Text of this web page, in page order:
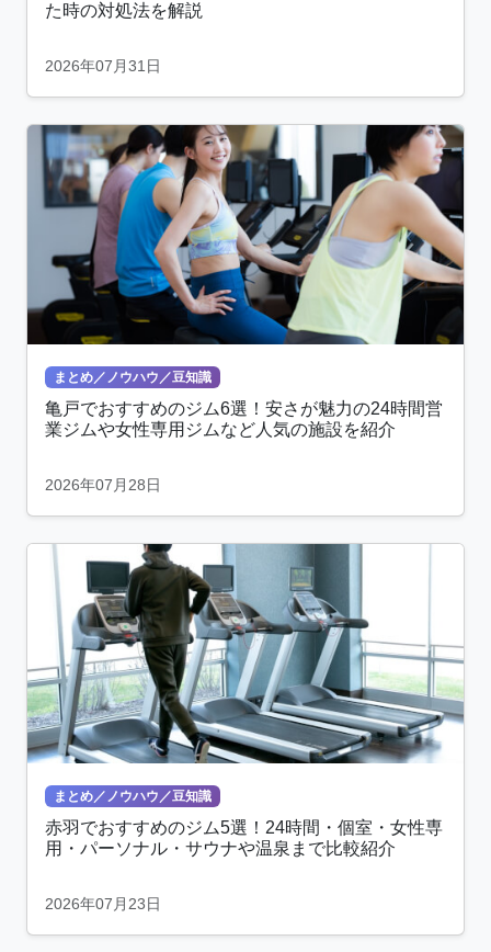
た時の対処法を解説
2026年07月31日
まとめ／ノウハウ／豆知識
亀戸でおすすめのジム6選！安さが魅力の24時間営
業ジムや女性専用ジムなど人気の施設を紹介
2026年07月28日
まとめ／ノウハウ／豆知識
赤羽でおすすめのジム5選！24時間・個室・女性専
用・パーソナル・サウナや温泉まで比較紹介
2026年07月23日